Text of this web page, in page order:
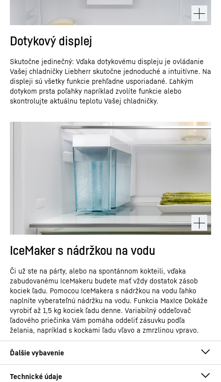
Dotykový displej
Skutočne jedinečný: Vďaka dotykovému displeju je ovládanie
Vašej chladničky Liebherr skutočne jednoduché a intuitívne. Na
displeji sú všetky funkcie prehľadne usporiadané. Ľahkým
dotykom prsta poľahky napríklad zvolíte funkcie alebo
skontrolujte aktuálnu teplotu Vašej chladničky.
IceMaker s nádržkou na vodu
Či už ste na párty, alebo na spontánnom kokteili, vďaka
zabudovanému IceMakeru budete mať vždy dostatok zásob
kociek ľadu. Pomocou IceMakera s nádržkou na vodu ľahko
naplníte vyberateľnú nádržku na vodu. Funkcia MaxIce Dokáže
vyrobiť až 1,5 kg kociek ľadu denne. Variabilný oddeľovač
ľadového priečinka Vám pomáha oddeliť zásuvku podľa
želania, napríklad s kockami ľadu vľavo a zmrzlinou vpravo.